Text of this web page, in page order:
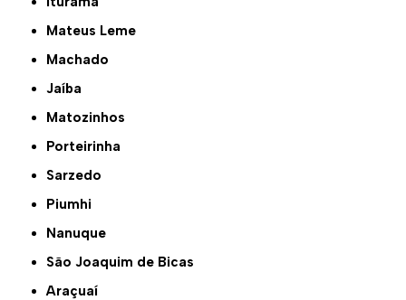
Mateus Leme
Machado
Jaíba
Matozinhos
Porteirinha
Sarzedo
Piumhi
Nanuque
São Joaquim de Bicas
Araçuaí